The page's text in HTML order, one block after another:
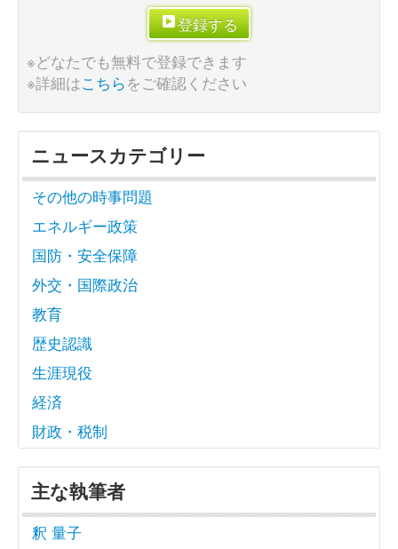
登録する
※どなたでも無料で登録できます
※詳細はこちらをご確認ください
ニュースカテゴリー
その他の時事問題
エネルギー政策
国防・安全保障
外交・国際政治
教育
歴史認識
生涯現役
経済
財政・税制
主な執筆者
釈 量子